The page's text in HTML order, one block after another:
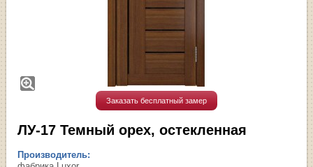
Заказать бесплатный замер
ЛУ-17 Темный орех, остекленная
Производитель: